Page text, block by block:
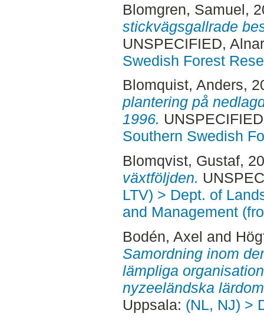
Blomgren, Samuel,
stickvägsgallrade
UNSPECIFIED,
Swedish Forest
Blomquist, Anders,
plantering på
1996.
Southern Swedish
Blomqvist, Gustaf,
växtföljden.
LTV) > Dept. of
and Management
Bodén, Axel and
Samordning inom
lämpliga
nyzeeländska
Uppsala: (NL, NJ) >